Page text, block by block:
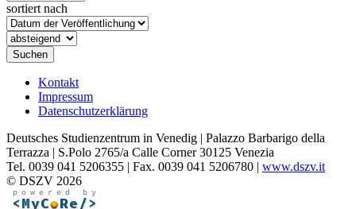
sortiert nach
Suchen
Kontakt
Impressum
Datenschutzerklärung
Deutsches Studienzentrum in Venedig | Palazzo Barbarigo della
Terrazza | S.Polo 2765/a Calle Corner 30125 Venezia
Tel. 0039 041 5206355 | Fax. 0039 041 5206780 | www.dszv.it
© DSZV 2026